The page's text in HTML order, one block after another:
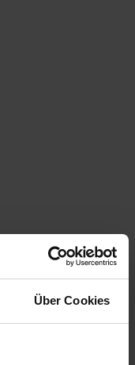
Über Cookies
und flexible